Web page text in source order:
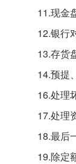
11.现金
12.银行
13.存货
14.预提
16.处理
17.处理
18.最后
19.除定